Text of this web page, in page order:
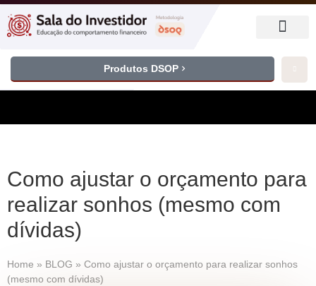
Produtos DSOP
Como ajustar o orçamento para
realizar sonhos (mesmo com
dívidas)
Home » BLOG » Como ajustar o orçamento para realizar sonhos
(mesmo com dívidas)